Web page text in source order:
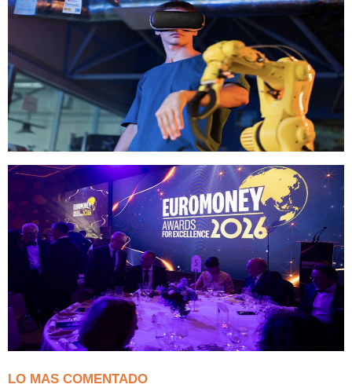
LO MAS COMENTADO